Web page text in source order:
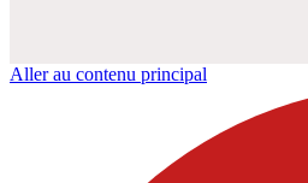
Aller au contenu principal